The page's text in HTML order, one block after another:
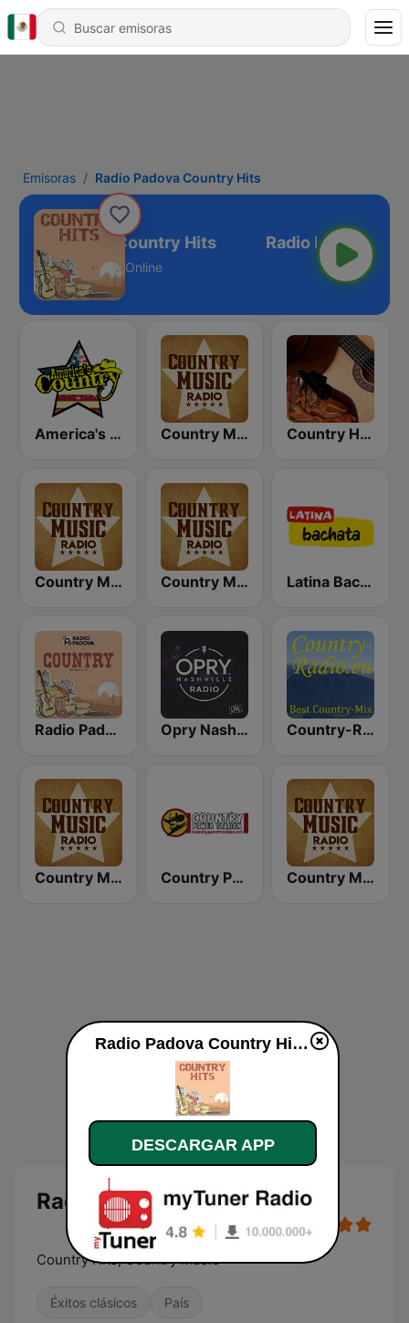
Emisoras Radio Padova Country Hits
Radio Padova Country Hits
Online
America's Country Country Music Radio - Today's Country Country Hits Radio
Country Music Radio - Classic Country Country Music Radio - Country Love Latina Bachata
Radio Padova Country Opry Nashville Radio Country-Radio
Country Music Radio - Irish Country Country Power Station Country Music Radio - 90's Country
Radio Padova Country Hits
Country Hits, Country Music
Éxitos clásicos País
Radio Padova Country Hits en vivo
DESCARGAR APP